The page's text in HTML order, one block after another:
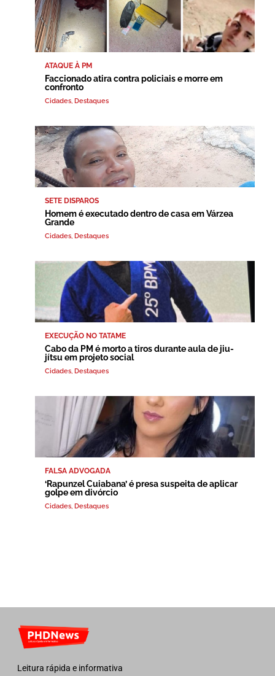
ATAQUE À PM
Faccionado atira contra policiais e morre em
confronto
Cidades, Destaques
SETE DISPAROS
Homem é executado dentro de casa em Várzea
Grande
Cidades, Destaques
EXECUÇÃO NO TATAME
Cabo da PM é morto a tiros durante aula de jiu-
jítsu em projeto social
Cidades, Destaques
FALSA ADVOGADA
‘Rapunzel Cuiabana’ é presa suspeita de aplicar
golpe em divórcio
Cidades, Destaques
Leitura rápida e informativa